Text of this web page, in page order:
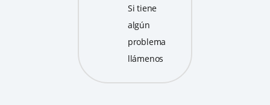
Si tiene
algún
problema
llámenos